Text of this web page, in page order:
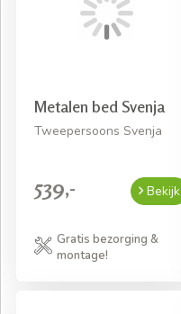
Metalen bed Svenja
Tweepersoons Svenja
539,- Bekijk
Gratis bezorging &
montage!